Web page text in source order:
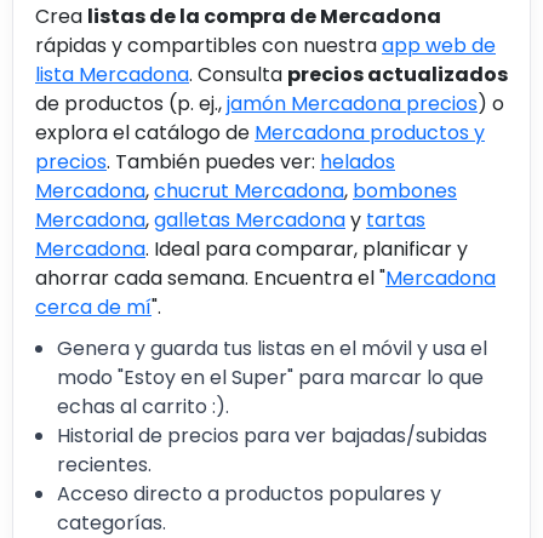
Crea listas de la compra de Mercadona
rápidas y compartibles con nuestraapp web de
lista Mercadona. Consulta precios actualizados
de productos (p. ej.,jamón Mercadona precios) o
explora el catálogo de Mercadona productos y
precios. También puedes ver: helados
Mercadona,chucrut Mercadona, bombones
Mercadona,galletas Mercadonay tartas
Mercadona. Ideal para comparar, planificar y
ahorrar cada semana. Encuentra el "Mercadona
cerca de mí".
Genera y guarda tus listas en el móvil y usa el
modo "Estoy en el Super" para marcar lo que
echas al carrito :).
Historial de precios para ver bajadas/subidas
recientes.
Acceso directo a productos populares y
categorías.